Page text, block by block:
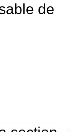
de